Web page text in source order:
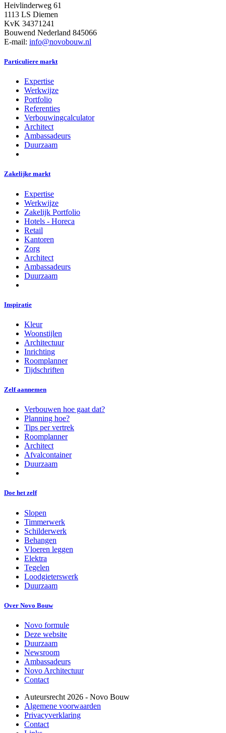
Heivlinderweg 61
1113 LS Diemen
KvK 34371241
Bouwend Nederland 845066
E-mail: info@novobouw.nl
Particuliere markt
Expertise
Werkwijze
Portfolio
Referenties
Verbouwingcalculator
Architect
Ambassadeurs
Duurzaam
Zakelijke markt
Expertise
Werkwijze
Zakelijk Portfolio
Hotels - Horeca
Retail
Kantoren
Zorg
Architect
Ambassadeurs
Duurzaam
Inspiratie
Kleur
Woonstijlen
Architectuur
Inrichting
Roomplanner
Tijdschriften
Zelf aannemen
Verbouwen hoe gaat dat?
Planning hoe?
Tips per vertrek
Roomplanner
Architect
Afvalcontainer
Duurzaam
Doe het zelf
Slopen
Timmerwerk
Schilderwerk
Behangen
Vloeren leggen
Elektra
Tegelen
Loodgieterswerk
Duurzaam
Over Novo Bouw
Novo formule
Deze website
Duurzaam
Newsroom
Ambassadeurs
Novo Architectuur
Contact
Auteursrecht 2026 - Novo Bouw
Algemene voorwaarden
Privacyverklaring
Contact